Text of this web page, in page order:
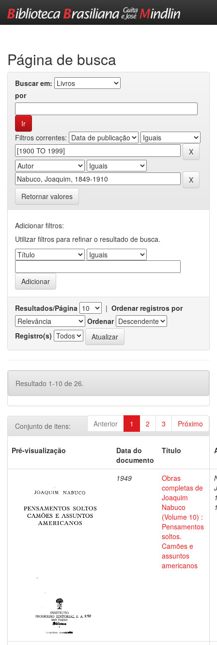
Página de busca
Buscar em:
por
Filtros correntes:
Retornar valores
Adicionar filtros:
Utilizar filtros para refinar o resultado de busca.
Resultados/Página | Ordenar registros por
Ordenar
Registro(s)
Resultado 1-10 de 26.
Anterior 1 2 3 Próximo
Conjunto de itens:
Pré-visualização
Data do
documento
Título
1949
Obras
completas de
Joaquim
Nabuco
(Volume 10) :
Pensamentos
soltos.
Camões e
assuntos
americanos